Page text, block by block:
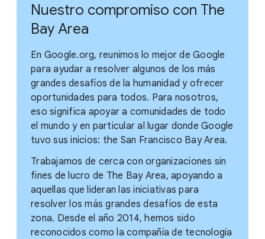
Nuestro compromiso con The
Bay Area
En Google.org, reunimos lo mejor de Google
para ayudar a resolver algunos de los más
grandes desafíos de la humanidad y ofrecer
oportunidades para todos. Para nosotros,
eso significa apoyar a comunidades de todo
el mundo y en particular al lugar donde Google
tuvo sus inicios: the San Francisco Bay Area.
Trabajamos de cerca con organizaciones sin
fines de lucro de The Bay Area, apoyando a
aquellas que lideran las iniciativas para
resolver los más grandes desafíos de esta
zona. Desde el año 2014, hemos sido
reconocidos como la compañía de tecnología